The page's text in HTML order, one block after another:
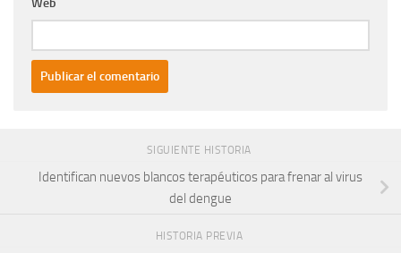
Web
SIGUIENTE HISTORIA
Identifican nuevos blancos terapéuticos para frenar al virus
del dengue
HISTORIA PREVIA